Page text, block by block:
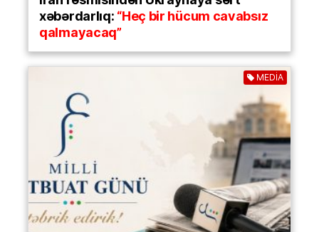
xəbərdarlıq:“Heç bir hücum cavabsız
qalmayacaq”
MEDİA